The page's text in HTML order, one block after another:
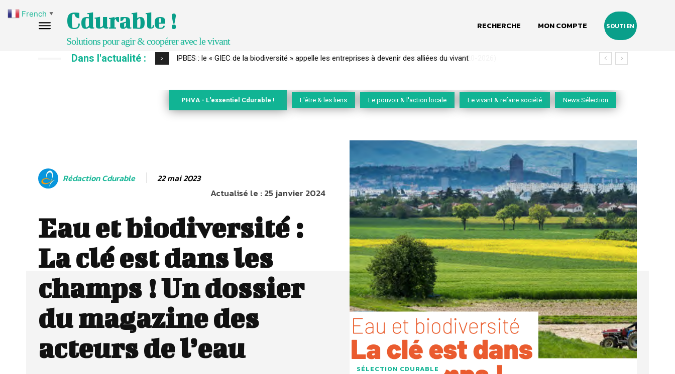
Cdurable !
Solutions pour agir & coopérer avec le vivant
RECHERCHE MON COMPTE SOUTIEN
Dans l'actualité : > Comment le sol français a perdu sa mémoire hydrique et déréglé tout le territoire (2020-2026)
PHVA - L'essentiel Cdurable ! L'être & les liens Le pouvoir & l'action locale Le vivant & refaire société News Sélection
Rédaction Cdurable 22 mai 2023
Actualisé le :25 janvier 2024
Eau et biodiversité :
La clé est dans les
champs ! Un dossier
du magazine des
acteurs de l’eau
SÉLECTION CDURABLE
French ▼